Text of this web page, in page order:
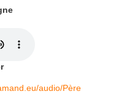
audio/Père